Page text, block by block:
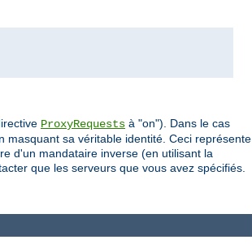
ProxyRequests à "on"). Dans le cas
sa véritable identité. Ceci représente
d'un mandataire inverse (en utilisant la
que les serveurs que vous avez spécifiés.